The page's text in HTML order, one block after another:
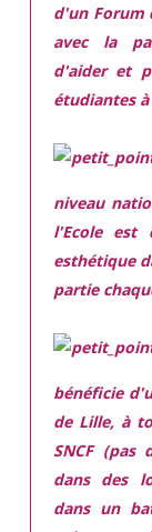
d'un Forum
avec la
d'aider et
étudiantes
niveau
l'Ecole est
esthétique
partie
bénéficie
de Lille, à
SNCF (pas
dans des
dans un